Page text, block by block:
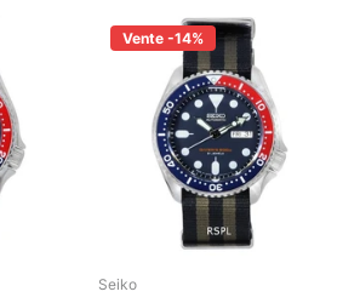
Vente -14%
Seiko